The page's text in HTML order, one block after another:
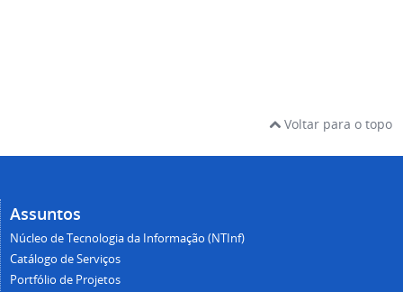
Voltar para o topo
Assuntos
Núcleo de Tecnologia da Informação (NTInf)
Catálogo de Serviços
Portfólio de Projetos